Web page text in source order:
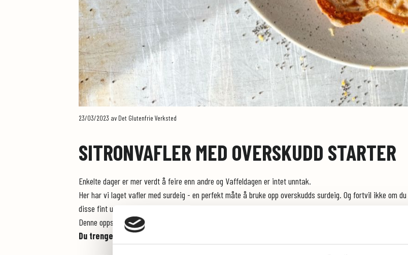
23/03/2023 av Det Glutenfrie Verksted
SITRONVAFLER MED OVERSKUDD STARTER
Enkelte dager er mer verdt å feire enn andre og Vaffeldagen er intet unntak.
Her har vi laget vafler med surdeig - en perfekt måte å bruke opp overskudds surdeig. Og fortvil ikke om
disse fint uten.
Denne oppskriften er også uten egg og kan lages melkefri.
Du trenger (ca. 10 vafler):